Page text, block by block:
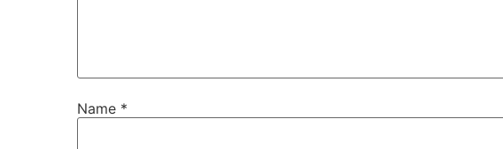
Name *